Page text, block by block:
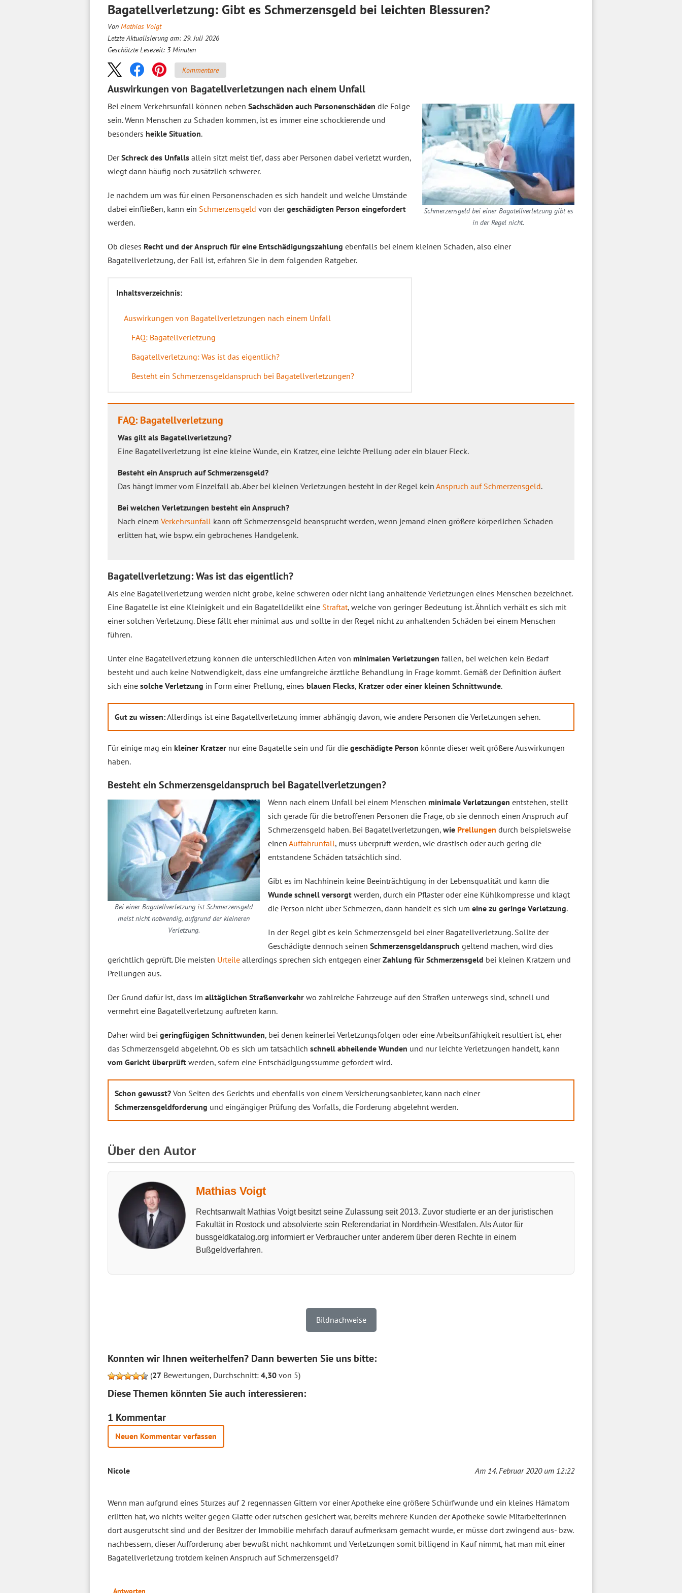
Bagatellverletzung: Gibt es Schmerzensgeld bei leichten Blessuren?
Von Mathias Voigt
Letzte Aktualisierung am: 29. Juli 2026
Geschätzte Lesezeit: 3 Minuten
Kommentare
Auswirkungen von Bagatellverletzungen nach einem Unfall
Schmerzensgeld bei einer Bagatellverletzung gibt es
in der Regel nicht.
Bei einem Verkehrsunfall können neben Sachschäden auch Personenschäden die Folge
sein. Wenn Menschen zu Schaden kommen, ist es immer eine schockierende und
besonders heikle Situation.
DerSchreck des Unfalls allein sitzt meist tief, dass aber Personen dabei verletzt wurden,
wiegt dann häufig noch zusätzlich schwerer.
Je nachdem um was für einen Personenschaden es sich handelt und welche Umstände
dabei einfließen, kann ein Schmerzensgeld von dergeschädigten Person eingefordert
werden.
Ob dieses Recht und der Anspruch für eine Entschädigungszahlung ebenfalls bei einem kleinen Schaden, also einer
Bagatellverletzung, der Fall ist, erfahren Sie in dem folgenden Ratgeber.
Inhaltsverzeichnis:
Auswirkungen von Bagatellverletzungen nach einem Unfall
FAQ: Bagatellverletzung
Bagatellverletzung: Was ist das eigentlich?
Besteht ein Schmerzensgeldanspruch bei Bagatellverletzungen?
FAQ: Bagatellverletzung
Was gilt als Bagatellverletzung?
Eine Bagatellverletzung ist eine kleine Wunde, ein Kratzer, eine leichte Prellung oder ein blauer Fleck.
Besteht ein Anspruch auf Schmerzensgeld?
Das hängt immer vom Einzelfall ab. Aber bei kleinen Verletzungen besteht in der Regel kein Anspruch auf Schmerzensgeld.
Bei welchen Verletzungen besteht ein Anspruch?
Nach einem Verkehrsunfall kann oft Schmerzensgeld beansprucht werden, wenn jemand einen größere körperlichen Schaden
erlitten hat, wie bspw. ein gebrochenes Handgelenk.
Bagatellverletzung: Was ist das eigentlich?
Als eine Bagatellverletzung werden nicht grobe, keine schweren oder nicht lang anhaltende Verletzungen eines Menschen bezeichnet.
Eine Bagatelle ist eine Kleinigkeit und ein Bagatelldelikt eine Straftat, welche von geringer Bedeutung ist. Ähnlich verhält es sich mit
einer solchen Verletzung. Diese fällt eher minimal aus und sollte in der Regel nicht zu anhaltenden Schäden bei einem Menschen
führen.
Unter eine Bagatellverletzung können die unterschiedlichen Arten von minimalen Verletzungen fallen, bei welchen kein Bedarf
besteht und auch keine Notwendigkeit, dass eine umfangreiche ärztliche Behandlung in Frage kommt. Gemäß der Definition äußert
sich eine solche Verletzung in Form einer Prellung, eines blauen Flecks, Kratzer oder einer kleinen Schnittwunde.
Gut zu wissen:Allerdings ist eine Bagatellverletzung immer abhängig davon, wie andere Personen die Verletzungen sehen.
Für einige mag ein kleiner Kratzer nur eine Bagatelle sein und für die geschädigte Person könnte dieser weit größere Auswirkungen
haben.
Besteht ein Schmerzensgeldanspruch bei Bagatellverletzungen?
Bei einer Bagatellverletzung ist Schmerzensgeld
meist nicht notwendig, aufgrund der kleineren
Verletzung.
Wenn nach einem Unfall bei einem Menschen minimale Verletzungen entstehen, stellt
sich gerade für die betroffenen Personen die Frage, ob sie dennoch einen Anspruch auf
Schmerzensgeld haben. Bei Bagatellverletzungen, wie Prellungen durch beispielsweise
einen Auffahrunfall, muss überprüft werden, wie drastisch oder auch gering die
entstandene Schäden tatsächlich sind.
Gibt es im Nachhinein keine Beeinträchtigung in der Lebensqualität und kann die
Wunde schnell versorgt werden, durch ein Pflaster oder eine Kühlkompresse und klagt
die Person nicht über Schmerzen, dann handelt es sich um eine zu geringe Verletzung.
In der Regel gibt es kein Schmerzensgeld bei einer Bagatellverletzung. Sollte der
Geschädigte dennoch seinen Schmerzensgeldanspruch geltend machen, wird dies
gerichtlich geprüft. Die meisten Urteile allerdings sprechen sich entgegen einerZahlung für Schmerzensgeld bei kleinen Kratzern und
Prellungen aus.
Der Grund dafür ist, dass im alltäglichen Straßenverkehr wo zahlreiche Fahrzeuge auf den Straßen unterwegs sind, schnell und
vermehrt eine Bagatellverletzung auftreten kann.
Daher wird bei geringfügigen Schnittwunden, bei denen keinerlei Verletzungsfolgen oder eine Arbeitsunfähigkeit resultiert ist, eher
das Schmerzensgeld abgelehnt. Ob es sich um tatsächlich schnell abheilende Wunden und nur leichte Verletzungen handelt, kann
vom Gericht überprüft werden, sofern eine Entschädigungssumme gefordert wird.
Schon gewusst? Von Seiten des Gerichts und ebenfalls von einem Versicherungsanbieter, kann nach einer
Schmerzensgeldforderung und eingängiger Prüfung des Vorfalls, die Forderung abgelehnt werden.
Über den Autor
Mathias Voigt
Rechtsanwalt Mathias Voigt besitzt seine Zulassung seit 2013. Zuvor studierte er an der juristischen
Fakultät in Rostock und absolvierte sein Referendariat in Nordrhein-Westfalen. Als Autor für
bussgeldkatalog.org informiert er Verbraucher unter anderem über deren Rechte in einem
Bußgeldverfahren.
Bildnachweise
Konnten wir Ihnen weiterhelfen? Dann bewerten Sie uns bitte:
(27 Bewertungen, Durchschnitt: 4,30 von 5)
Diese Themen könnten Sie auch interessieren:
1 Kommentar
Neuen Kommentar verfassen
Nicole Am 14. Februar 2020 um 12:22
Wenn man aufgrund eines Sturzes auf 2 regennassen Gittern vor einer Apotheke eine größere Schürfwunde und ein kleines Hämatom
erlitten hat, wo nichts weiter gegen Glätte oder rutschen gesichert war, bereits mehrere Kunden der Apotheke sowie Mitarbeiterinnen
dort ausgerutscht sind und der Besitzer der Immobilie mehrfach darauf aufmerksam gemacht wurde, er müsse dort zwingend aus- bzw.
nachbessern, dieser Aufforderung aber bewußt nicht nachkommt und Verletzungen somit billigend in Kauf nimmt, hat man mit einer
Bagatellverletzung trotdem keinen Anspruch auf Schmerzensgeld?
Antworten